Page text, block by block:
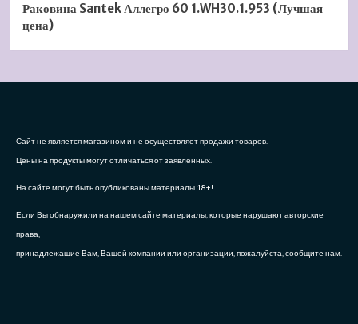
Раковина Santek Аллегро 60 1.WH30.1.953 (Лучшая
цена)
Сайт не является магазином и не осуществляет продажи товаров.
Цены на продукты могут отличаться от заявленных.
На сайте могут быть опубликованы материалы 18+!
Если Вы обнаружили на нашем сайте материалы, которые нарушают авторские
права,
принадлежащие Вам, Вашей компании или организации, пожалуйста, сообщите нам.